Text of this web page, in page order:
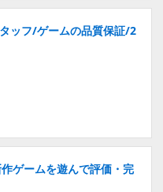
ッフ/ゲームの品質保証/2
ゲームを遊んで評価・完